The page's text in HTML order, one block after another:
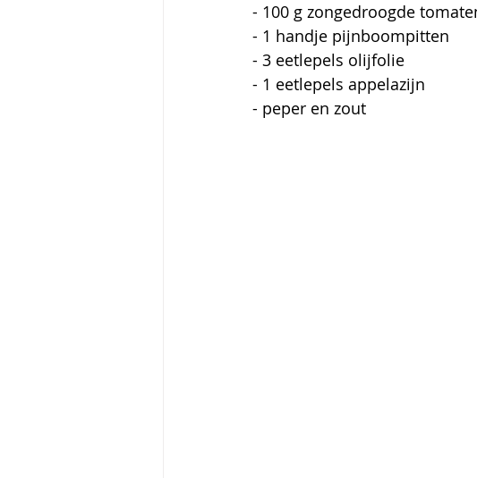
- 100 g zongedroogde
- 1 handje pijnboompitten
- 3 eetlepels olijfolie
- 1 eetlepels appelazijn
- peper en zout